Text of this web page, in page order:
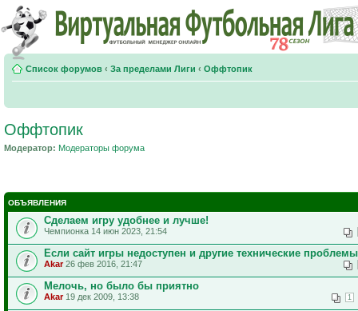
Список форумов ‹ За пределами Лиги ‹ Оффтопик
Оффтопик
Модератор: Модераторы форума
ОБЪЯВЛЕНИЯ
Сделаем игру удобнее и лучше!
Чемпионка 14 июн 2023, 21:54
Если сайт игры недоступен и другие технические проблемы
Akar26 фев 2016, 21:47
Мелочь, но было бы приятно
1
Akar19 дек 2009, 13:38